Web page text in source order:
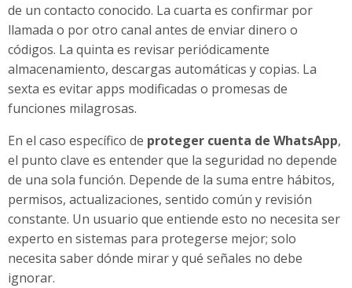
de un contacto conocido. La cuarta es confirmar por
llamada o por otro canal antes de enviar dinero o
códigos. La quinta es revisar periódicamente
almacenamiento, descargas automáticas y copias. La
sexta es evitar apps modificadas o promesas de
funciones milagrosas.
En el caso específico de proteger cuenta de WhatsApp,
el punto clave es entender que la seguridad no depende
de una sola función. Depende de la suma entre hábitos,
permisos, actualizaciones, sentido común y revisión
constante. Un usuario que entiende esto no necesita ser
experto en sistemas para protegerse mejor; solo
necesita saber dónde mirar y qué señales no debe
ignorar.